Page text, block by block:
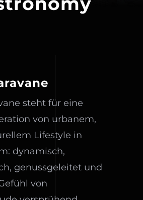
steht für eine
von urbanem,
Lifestyle in
dynamisch,
genussgeleitet und
von